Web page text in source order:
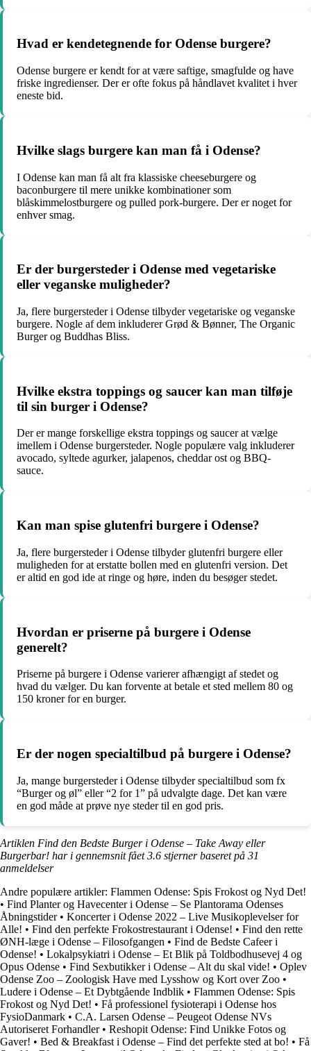
Hvad er kendetegnende for Odense burgere?
Odense burgere er kendt for at være saftige, smagfulde og have
friske ingredienser. Der er ofte fokus på håndlavet kvalitet i hver
eneste bid.
Hvilke slags burgere kan man få i Odense?
I Odense kan man få alt fra klassiske cheeseburgere og
baconburgere til mere unikke kombinationer som
blåskimmelostburgere og pulled pork-burgere. Der er noget for
enhver smag.
Er der burgersteder i Odense med vegetariske
eller veganske muligheder?
Ja, flere burgersteder i Odense tilbyder vegetariske og veganske
burgere. Nogle af dem inkluderer Grød & Bønner, The Organic
Burger og Buddhas Bliss.
Hvilke ekstra toppings og saucer kan man tilføje
til sin burger i Odense?
Der er mange forskellige ekstra toppings og saucer at vælge
imellem i Odense burgersteder. Nogle populære valg inkluderer
avocado, syltede agurker, jalapenos, cheddar ost og BBQ-
sauce.
Kan man spise glutenfri burgere i Odense?
Ja, flere burgersteder i Odense tilbyder glutenfri burgere eller
muligheden for at erstatte bollen med en glutenfri version. Det
er altid en god ide at ringe og høre, inden du besøger stedet.
Hvordan er priserne på burgere i Odense
generelt?
Priserne på burgere i Odense varierer afhængigt af stedet og
hvad du vælger. Du kan forvente at betale et sted mellem 80 og
150 kroner for en burger.
Er der nogen specialtilbud på burgere i Odense?
Ja, mange burgersteder i Odense tilbyder specialtilbud som fx
“Burger og øl” eller “2 for 1” på udvalgte dage. Det kan være
en god måde at prøve nye steder til en god pris.
Artiklen Find den Bedste Burger i Odense – Take Away eller
Burgerbar! har i gennemsnit fået3.6 stjerner baseret på 31
anmeldelser
Andre populære artikler: Flammen Odense: Spis Frokost og Nyd Det!
• Find Planter og Havecenter i Odense – Se Plantorama Odenses
Åbningstider• Koncerter i Odense 2022 – Live Musikoplevelser for
Alle! • Find den perfekte Frokostrestaurant i Odense! • Find den rette
ØNH-læge i Odense – Filosofgangen • Find de Bedste Cafeer i
Odense! • Lokalpsykiatri i Odense – Et Blik på Toldbodhusevej 4 og
Opus Odense • Find Sexbutikker i Odense – Alt du skal vide! • Oplev
Odense Zoo – Zoologisk Have med Lysshow og Kort over Zoo •
Ludere i Odense – Et Dybtgående Indblik • Flammen Odense: Spis
Frokost og Nyd Det! • Få professionel fysioterapi i Odense hos
FysioDanmark • C.A. Larsen Odense – Peugeot Odense NVs
Autoriseret Forhandler• Reshopit Odense: Find Unikke Fotos og
Gaver! • Bed & Breakfast i Odense – Find det perfekte sted at bo! • Få